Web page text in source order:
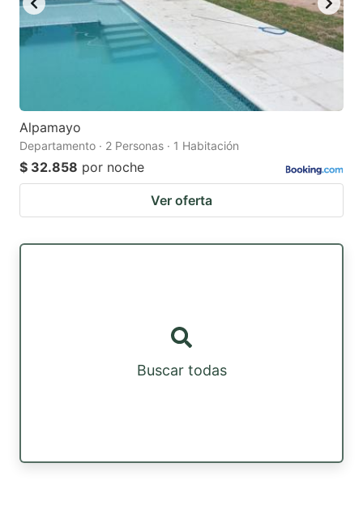
Alpamayo
Departamento · 2 Personas · 1 Habitación
$ 32.858 por noche
Ver oferta
Buscar todas